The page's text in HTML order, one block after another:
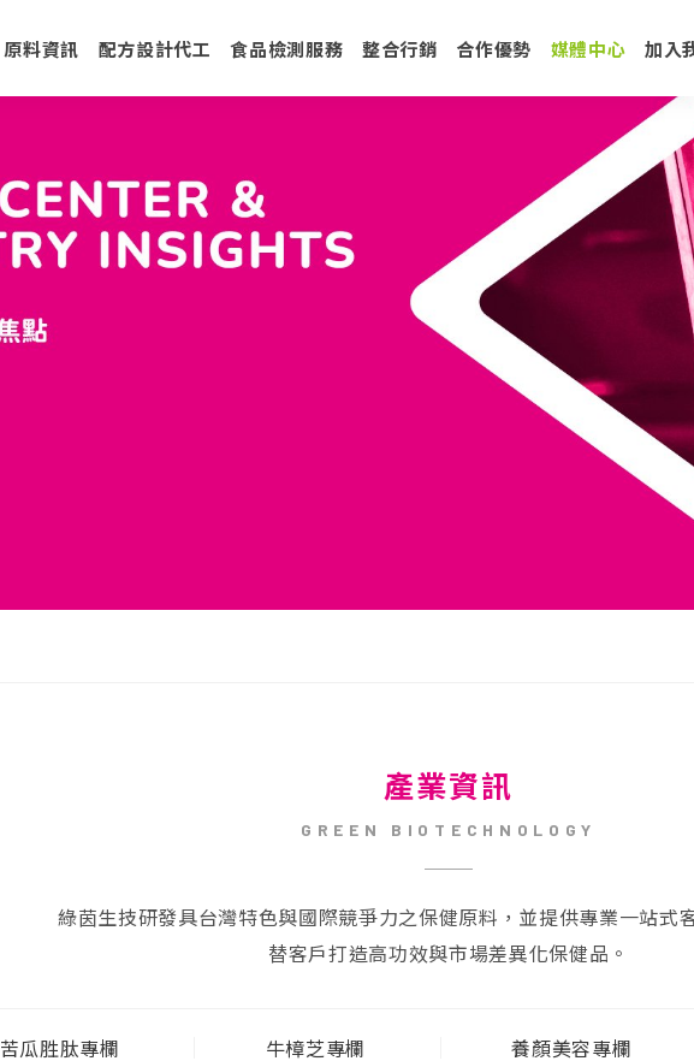
原料資訊 配方設計代工 食品檢測服務 整合行銷 合作優勢 媒體中心 加入
產業資訊
GREEN BIOTECHNOLOGY
綠茵生技研發具台灣特色與國際競爭力之保健原料，並提供專業一站式
替客戶打造高功效與市場差異化保健品。
苦瓜胜肽專欄 牛樟芝專欄 養顏美容專欄